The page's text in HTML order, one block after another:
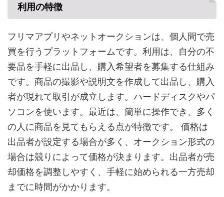
利用の特徴
フリマアプリやネットオークションは、個人間で売
買を行うプラットフォームです。利用は、自分の不
要品を手軽に出品し、購入希望者を募集する仕組み
です。商品の撮影や説明文を作成して出品し、購入
者が現れて取引が成立します。ハードディスクやパ
ソコンを使います。最近は、簡単に操作でき、多く
の人に商品を見てもらえる点が特徴です。 価格は
出品者が設定する場合が多く、オークション形式の
場合は競りによって価格が決まります。出品者が売
却価格を調整しやすく、手軽に始められる一方売却
までに時間がかかります。